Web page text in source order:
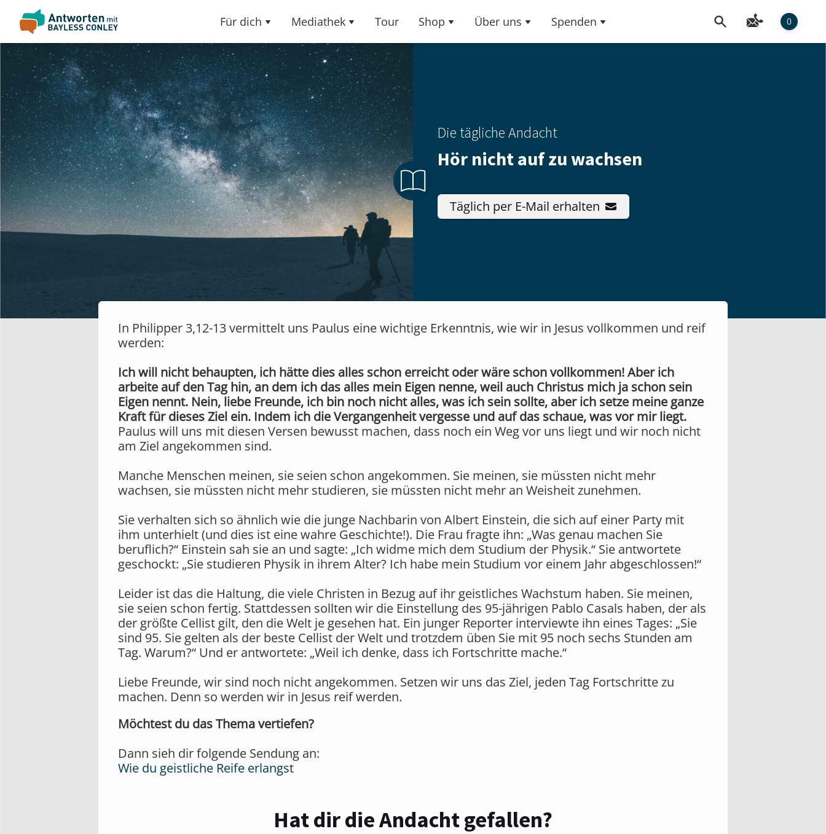
Für dich Mediathek Tour Shop Über uns Spenden 0
Die tägliche Andacht
Hör nicht auf zu wachsen
Täglich per E-Mail erhalten
In Philipper 3,12-13 vermittelt uns Paulus eine wichtige Erkenntnis, wie wir in Jesus vollkommen und reif
werden:
Ich will nicht behaupten, ich hätte dies alles schon erreicht oder wäre schon vollkommen! Aber ich
arbeite auf den Tag hin, an dem ich das alles mein Eigen nenne, weil auch Christus mich ja schon sein
Eigen nennt. Nein, liebe Freunde, ich bin noch nicht alles, was ich sein sollte, aber ich setze meine ganze
Kraft für dieses Ziel ein. Indem ich die Vergangenheit vergesse und auf das schaue, was vor mir liegt.
Paulus will uns mit diesen Versen bewusst machen, dass noch ein Weg vor uns liegt und wir noch nicht
am Ziel angekommen sind.
Manche Menschen meinen, sie seien schon angekommen. Sie meinen, sie müssten nicht mehr
wachsen, sie müssten nicht mehr studieren, sie müssten nicht mehr an Weisheit zunehmen.
Sie verhalten sich so ähnlich wie die junge Nachbarin von Albert Einstein, die sich auf einer Party mit
ihm unterhielt (und dies ist eine wahre Geschichte!). Die Frau fragte ihn: „Was genau machen Sie
beruflich?“ Einstein sah sie an und sagte: „Ich widme mich dem Studium der Physik.“ Sie antwortete
geschockt: „Sie studieren Physik in ihrem Alter? Ich habe mein Studium vor einem Jahr abgeschlossen!“
Leider ist das die Haltung, die viele Christen in Bezug auf ihr geistliches Wachstum haben. Sie meinen,
sie seien schon fertig. Stattdessen sollten wir die Einstellung des 95-jährigen Pablo Casals haben, der als
der größte Cellist gilt, den die Welt je gesehen hat. Ein junger Reporter interviewte ihn eines Tages: „Sie
sind 95. Sie gelten als der beste Cellist der Welt und trotzdem üben Sie mit 95 noch sechs Stunden am
Tag. Warum?“ Und er antwortete: „Weil ich denke, dass ich Fortschritte mache.“
Liebe Freunde, wir sind noch nicht angekommen. Setzen wir uns das Ziel, jeden Tag Fortschritte zu
machen. Denn so werden wir in Jesus reif werden.
Möchtest du das Thema vertiefen?
Dann sieh dir folgende Sendung an:
Wie du geistliche Reife erlangst
Hat dir die Andacht gefallen?